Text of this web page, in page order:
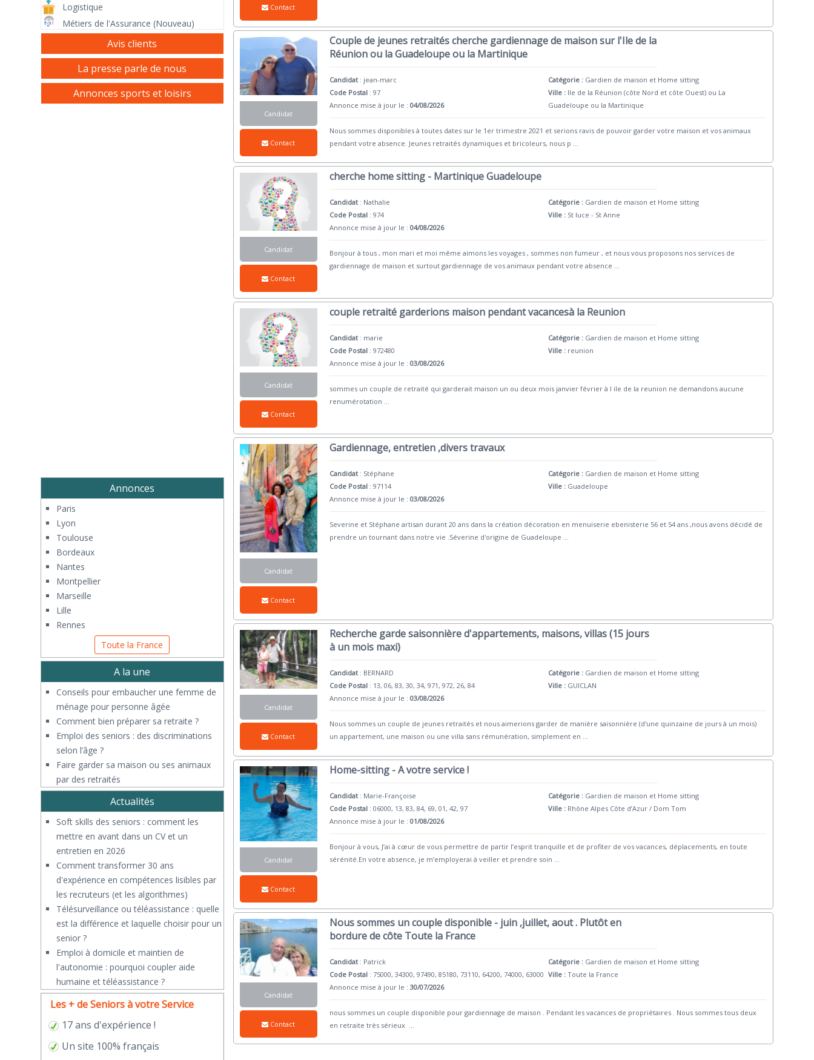
Contact
Candidat
Contact
Couple de jeunes retraités cherche gardiennage de maison sur l'Ile de la
Réunion ou la Guadeloupe ou la Martinique
Candidat : jean-marc
Code Postal : 97
Annonce mise à jour le :04/08/2026
Catégorie : Gardien de maison et Home sitting
Ville : Ile de la Réunion (côte Nord et côte Ouest) ou La
Guadeloupe ou la Martinique
Nous sommes disponibles à toutes dates sur le 1er trimestre 2021 et serions ravis de pouvoir garder votre maison et vos animaux
pendant votre absence. Jeunes retraités dynamiques et bricoleurs, nous p ...
Candidat
Contact
cherche home sitting - Martinique Guadeloupe
Candidat : Nathalie
Code Postal : 974
Annonce mise à jour le :04/08/2026
Catégorie : Gardien de maison et Home sitting
Ville : St luce - St Anne
Bonjour à tous , mon mari et moi même aimons les voyages , sommes non fumeur , et nous vous proposons nos services de
gardiennage de maison et surtout gardiennage de vos animaux pendant votre absence ...
Candidat
Contact
couple retraité garderions maison pendant vacancesà la Reunion
Candidat : marie
Code Postal : 972480
Annonce mise à jour le :03/08/2026
Catégorie : Gardien de maison et Home sitting
Ville : reunion
sommes un couple de retraité qui garderait maison un ou deux mois janvier février à l ile de la reunion ne demandons aucune
renumérotation
Candidat
Contact
Gardiennage, entretien ,divers travaux
Candidat : Stéphane
Code Postal : 97114
Annonce mise à jour le :03/08/2026
Catégorie : Gardien de maison et Home sitting
Ville : Guadeloupe
Severine et Stéphane artisan durant 20 ans dans la création décoration en menuiserie ebenisterie 56 et 54 ans ,nous avons décidé de
prendre un tournant dans notre vie .Séverine d'origine de Guadeloupe
Candidat
Contact
Recherche garde saisonnière d'appartements, maisons, villas (15 jours
à un mois maxi)
Candidat : BERNARD
Code Postal : 13, 06, 83, 30, 34, 971, 972, 26, 84
Annonce mise à jour le :03/08/2026
Catégorie : Gardien de maison et Home sitting
Ville : GUICLAN
Nous sommes un couple de jeunes retraités et nous aimerions garder de manière saisonnière (d'une quinzaine de jours à un mois)
un appartement, une maison ou une villa sans rémunération, simplement en
Candidat
Contact
Home-sitting - A votre service !
Candidat : Marie-Françoise
Code Postal : 06000, 13, 83, 84, 69, 01, 42, 97
Annonce mise à jour le :01/08/2026
Catégorie : Gardien de maison et Home sitting
Ville : Rhône Alpes Côte d’Azur / Dom Tom
Bonjour à vous, J’ai à cœur de vous permettre de partir l’esprit tranquille et de profiter de vos vacances, déplacements, en toute
sérénité.En votre absence, je m’employerai à veiller et prendre soin
Candidat
Contact
Nous sommes un couple disponible - juin ,juillet, aout . Plutôt en
bordure de côte Toute la France
Candidat : Patrick
Code Postal : 75000, 34300, 97490, 85180, 73110, 64200, 74000, 63000
Annonce mise à jour le :30/07/2026
Catégorie : Gardien de maison et Home sitting
Ville : Toute la France
nous sommes un couple disponible pour gardiennage de maison . Pendant les vacances de propriétaires . Nous sommes tous deux
en retraite très sérieux
Logistique
Métiers de l'Assurance (Nouveau)
Avis clients
La presse parle de nous
Annonces sports et loisirs
Annonces
Paris
Lyon
Toulouse
Bordeaux
Nantes
Montpellier
Marseille
Lille
Rennes
Toute la France
A la une
Conseils pour embaucher une femme de
ménage pour personne âgée
Comment bien préparer sa retraite ?
Emploi des seniors : des discriminations
selon l’âge ?
Faire garder sa maison ou ses animaux
par des retraités
Actualités
Soft skills des seniors : comment les
mettre en avant dans un CV et un
entretien en 2026
Comment transformer 30 ans
d'expérience en compétences lisibles par
les recruteurs (et les algorithmes)
Télésurveillance ou téléassistance : quelle
est la différence et laquelle choisir pour un
senior ?
​Emploi à domicile et maintien de
l'autonomie : pourquoi coupler aide
humaine et téléassistance ?
Les + de Seniors à votre Service
17 ans d'expérience !
Un site 100% français